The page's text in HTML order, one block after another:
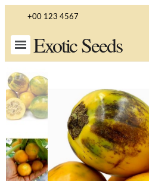
+00 123 4567
Exotic Seeds